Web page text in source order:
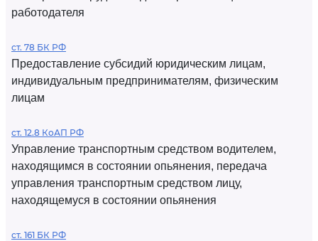
работодателя
ст. 78 БК РФ
Предоставление субсидий юридическим лицам,
индивидуальным предпринимателям, физическим
лицам
ст. 12.8 КоАП РФ
Управление транспортным средством водителем,
находящимся в состоянии опьянения, передача
управления транспортным средством лицу,
находящемуся в состоянии опьянения
ст. 161 БК РФ